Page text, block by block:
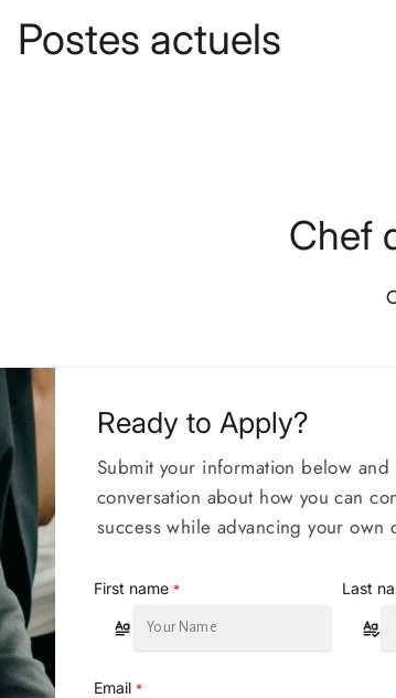
Postes actuels
Chef
Ready to Apply?
Submit your information below and
conversation about how you can
success while advancing your own
First name * Last
Email *